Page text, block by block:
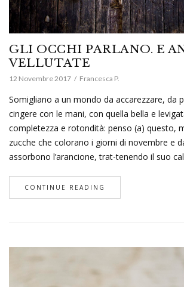
GLI OCCHI PARLANO. E
VELLUTATE
12 Novembre 2017 Francesca P.
Somigliano a un mondo da accarezzare, da
cingere con le mani, con quella bella e
completezza e rotondità: penso (a) questo,
zucche che colorano i giorni di novembre e
assorbono l’arancione, trat-tenendo il suo
CONTINUE READING